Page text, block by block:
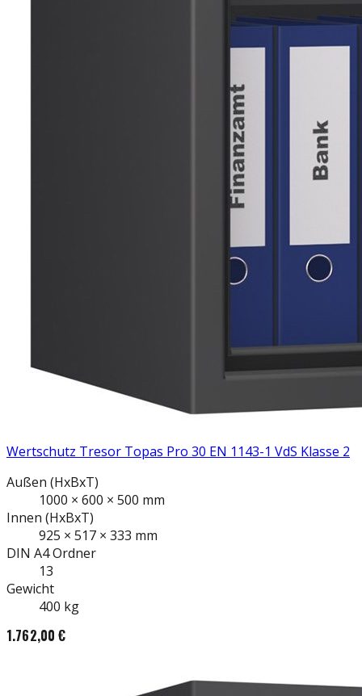
Wertschutz Tresor Topas Pro 30 EN 1143-1 VdS Klasse 2
Außen (HxBxT)
1000 × 600 × 500 mm
Innen (HxBxT)
925 × 517 × 333 mm
DIN A4Ordner
13
Gewicht
400 kg
1.762,00 €